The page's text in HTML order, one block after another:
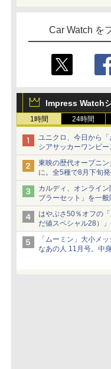
Car Watch を
Impress Watch
1時間 24時間
ユニクロ、今日から
シアサッカーワンピ
ショーツは1990円に
東映の歴代オープニ
に。全5種で8月下旬
カルディ、オンライ
ブラーセット」を一
当選無効分
はやぶさ50％オフの
だ値スペシャル28）
ねっと限定
「ムーミン」大小メ
なあの人 11月号。中